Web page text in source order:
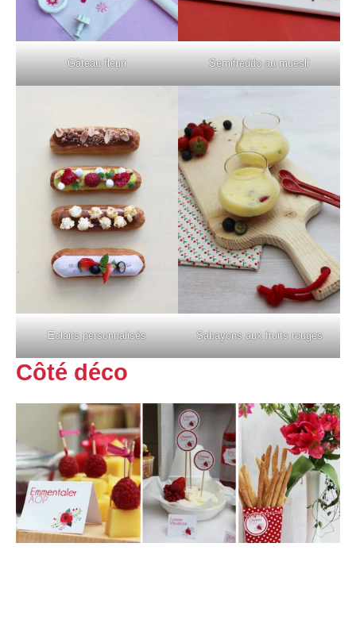
Gâteau fleuri Semifreddo au muesli
Eclairs personnalisés Sabayons aux fruits rouges
Côté déco